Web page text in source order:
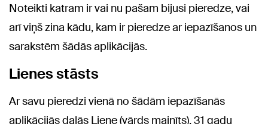
Noteikti katram ir vai nu pašam bijusi pieredze, vai
arī viņš zina kādu, kam ir pieredze ar iepazīšanos un
sarakstēm šādās aplikācijās.
Lienes stāsts
Ar savu pieredzi vienā no šādām iepazīšanās
aplikācijās dalās Liene (vārds mainīts), 31 gadu